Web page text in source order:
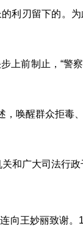
利刃留下的。
上前制止，“警
唤醒群众拒毒
和广大司法行政
向王妙丽致谢。